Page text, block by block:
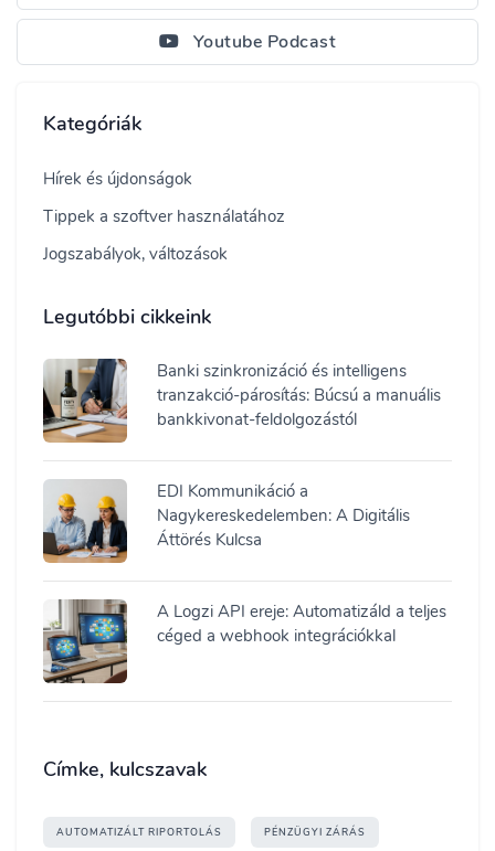
Youtube Podcast
Kategóriák
Hírek és újdonságok
Tippek a szoftver használatához
Jogszabályok, változások
Legutóbbi cikkeink
Banki szinkronizáció és intelligens
tranzakció-párosítás: Búcsú a manuális
bankkivonat-feldolgozástól
EDI Kommunikáció a
Nagykereskedelemben: A Digitális
Áttörés Kulcsa
A Logzi API ereje: Automatizáld a teljes
céged a webhook integrációkkal
Címke, kulcszavak
AUTOMATIZÁLT RIPORTOLÁS PÉNZÜGYI ZÁRÁS